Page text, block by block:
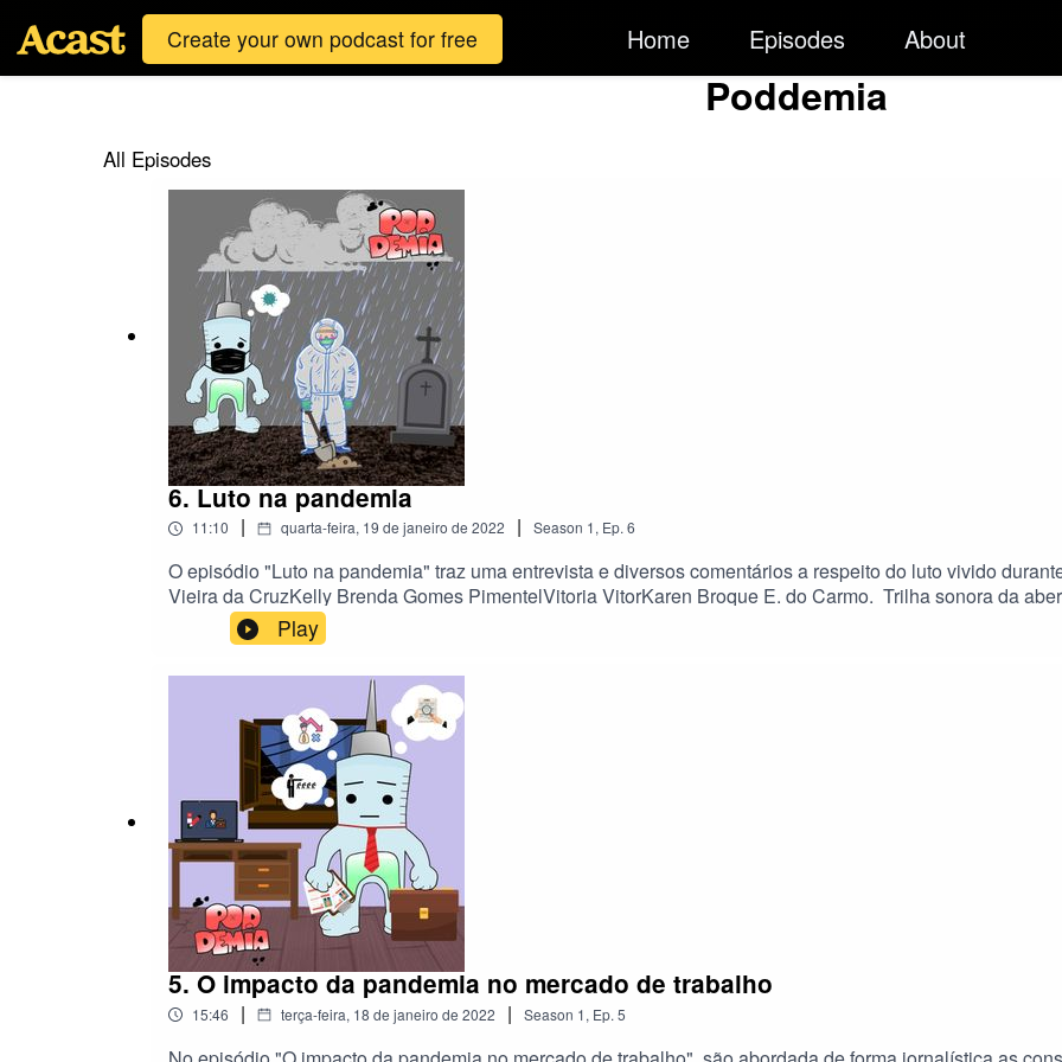
Create your own podcast for free Home Episodes About
Poddemia
All Episodes
6. Luto na pandemia
11:10 | quarta-feira, 19 de janeiro de 2022 | Season 1, Ep.6
O episódio "Luto na pandemia" traz uma entrevista e diversos comentários a respeito do luto vivido
Vieira da CruzKelly Brenda Gomes PimentelVitoria VitorKaren Broque E. do Carmo. Trilha sonora da
(Narração da abertura)Júlia Fonseca Sartori (Trilha Sonora da abertura)Karen Broque E. do Carmo
Roteiro:Juliana Vieira da CruzKelly Brenda Gomes PimentelVitoria VitorKaren Broque E. do
Ferreira de NoronhaEntrevistados:Paula Eduarda Meirelles
Play
5. O impacto da pandemia no mercado de trabalho
15:46 | terça-feira, 18 de janeiro de 2022 | Season 1, Ep. 5